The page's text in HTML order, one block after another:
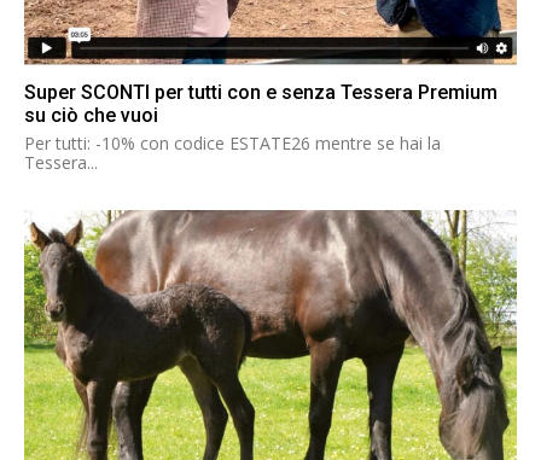
Super SCONTI per tutti con e senza Tessera Premium
su ciò che vuoi
Per tutti: -10% con codice ESTATE26 mentre se hai la
Tessera...